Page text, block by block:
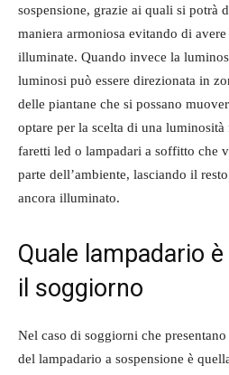
sospensione, grazie ai quali si potrà
maniera armoniosa evitando di
illuminate. Quando invece la
luminosi può essere direzionata in
delle piantane che si possano
optare per la scelta di una
faretti led o lampadari a soffitto che
parte dell’ambiente, lasciando il
ancora illuminato.
Quale lampadario
il soggiorno
Nel caso di soggiorni che
del lampadario a sospensione è